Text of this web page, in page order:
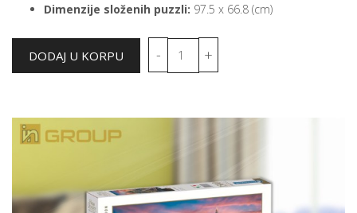
Dimenzije složenih puzzli: 97.5 x 66.8 (cm)